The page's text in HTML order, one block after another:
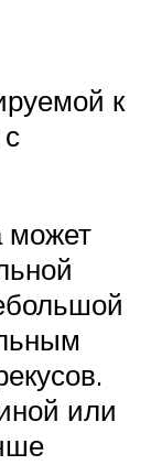
к
может
или